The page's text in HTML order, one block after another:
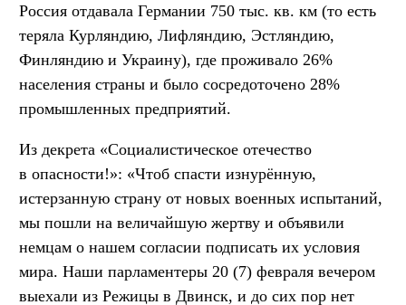
Россия отдавала Германии 750 тыс. кв. км (то есть
теряла Курляндию, Лифляндию, Эстляндию,
Финляндию и Украину), где проживало 26%
населения страны и было сосредоточено 28%
промышленных предприятий.
Из декрета «Социалистическое отечество
в опасности!»: «Чтоб спасти изнурённую,
истерзанную страну от новых военных испытаний,
мы пошли на величайшую жертву и объявили
немцам о нашем согласии подписать их условия
мира. Наши парламентеры 20 (7) февраля вечером
выехали из Режицы в Двинск, и до сих пор нет